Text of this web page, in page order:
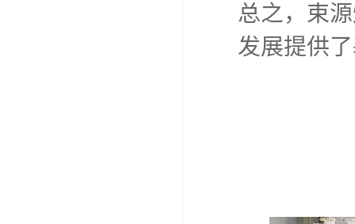
总之，束
发展提供